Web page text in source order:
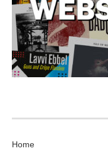
Home